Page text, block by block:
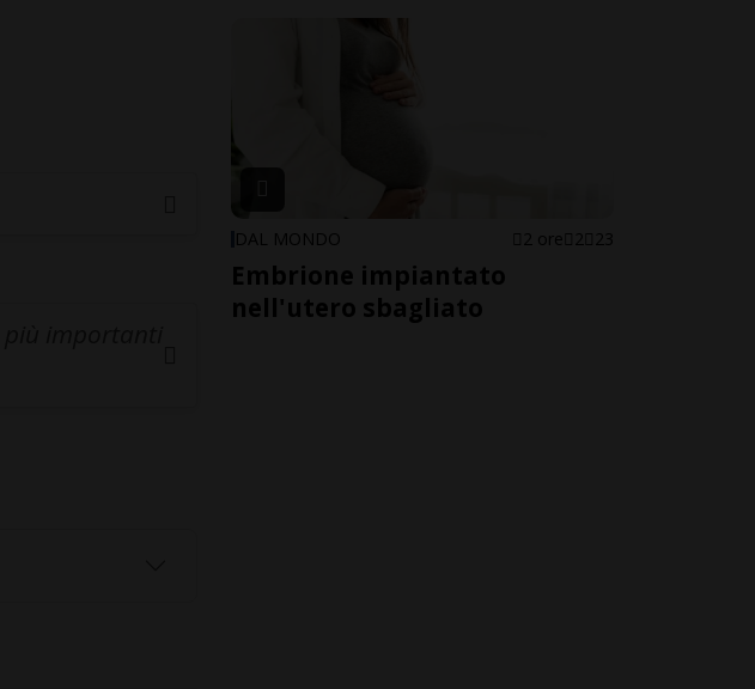
DAL MONDO 2 ore 2 23
Embrione impiantato
nell'utero sbagliato